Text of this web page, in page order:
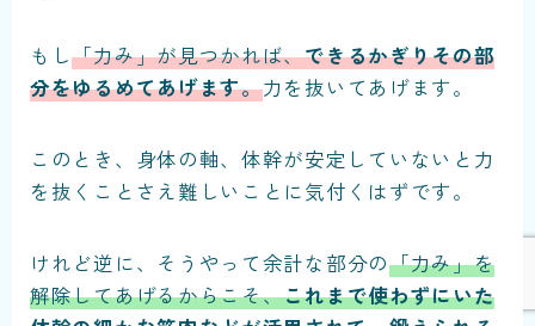
もし「力み」が見つかれば、できるかぎりその部
分をゆるめてあげます。力を抜いてあげます。
このとき、身体の軸、体幹が安定していないと力
を抜くことさえ難しいことに気付くはずです。
けれど逆に、そうやって余計な部分の「力み」を
解除してあげるからこそ、これまで使わずにいた